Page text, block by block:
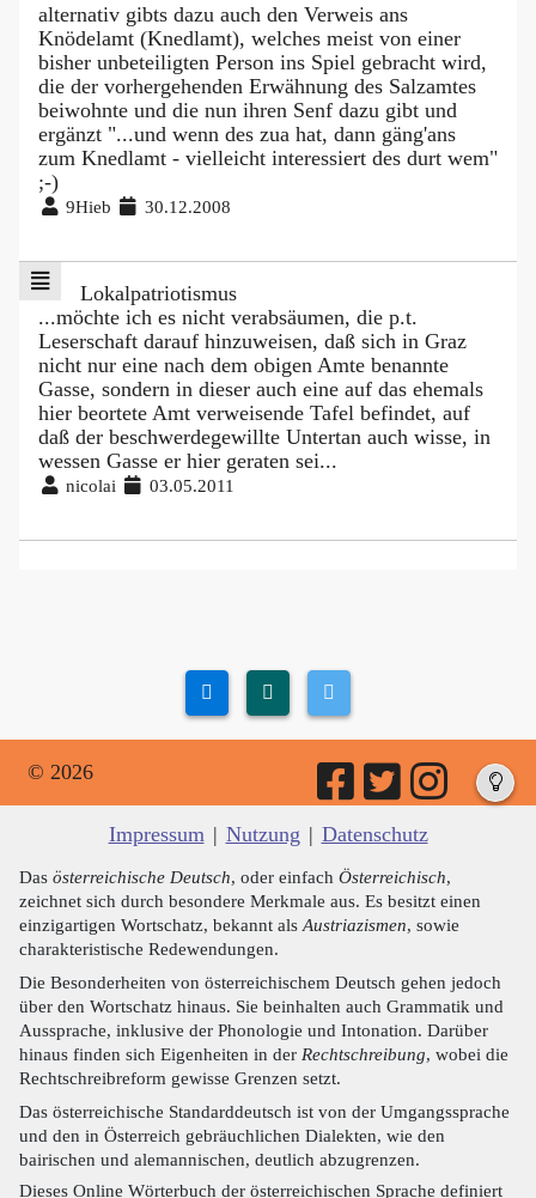
alternativ gibts dazu auch den Verweis ans
Knödelamt (Knedlamt), welches meist von einer
bisher unbeteiligten Person ins Spiel gebracht wird,
die der vorhergehenden Erwähnung des Salzamtes
beiwohnte und die nun ihren Senf dazu gibt und
ergänzt "...und wenn des zua hat, dann gäng'ans
zum Knedlamt - vielleicht interessiert des durt wem"
;-)
9Hieb 30.12.2008
Lokalpatriotismus
...möchte ich es nicht verabsäumen, die p.t.
Leserschaft darauf hinzuweisen, daß sich in Graz
nicht nur eine nach dem obigen Amte benannte
Gasse, sondern in dieser auch eine auf das ehemals
hier beortete Amt verweisende Tafel befindet, auf
daß der beschwerdegewillte Untertan auch wisse, in
wessen Gasse er hier geraten sei...
nicolai 03.05.2011
© 2026
Impressum | Nutzung | Datenschutz
Das österreichische Deutsch, oder einfach Österreichisch,
zeichnet sich durch besondere Merkmale aus. Es besitzt einen
einzigartigen Wortschatz, bekannt als Austriazismen, sowie
charakteristische Redewendungen.
Die Besonderheiten von österreichischem Deutsch gehen jedoch
über den Wortschatz hinaus. Sie beinhalten auch Grammatik und
Aussprache, inklusive der Phonologie und Intonation. Darüber
hinaus finden sich Eigenheiten in der Rechtschreibung, wobei die
Rechtschreibreform gewisse Grenzen setzt.
Das österreichische Standarddeutsch ist von der Umgangssprache
und den in Österreich gebräuchlichen Dialekten, wie den
bairischen und alemannischen, deutlich abzugrenzen.
Dieses Online Wörterbuch der österreichischen Sprache definiert